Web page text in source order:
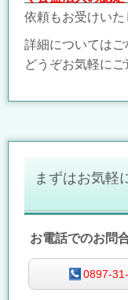
依頼もお受けいた
詳細についてはご
どうぞお気軽にご
まずはお気軽
お電話でのお問
0897-